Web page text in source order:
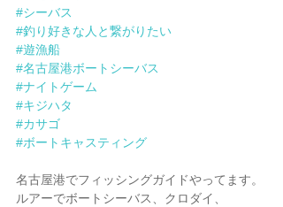
#シーバス
#釣り好きな人と繋がりたい
#遊漁船
#名古屋港ボートシーバス
#ナイトゲーム
#キジハタ
#カサゴ
#ボートキャスティング
名古屋港でフィッシングガイドやってます。
ルアーでボートシーバス、クロダイ、